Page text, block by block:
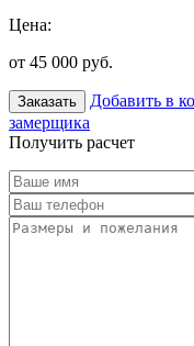
Цена:
от 45 000 руб.
Заказать Добавить в
замерщика
Получить расчет